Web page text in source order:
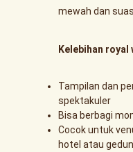
mewah dan
Kelebihan royal
Tampilan dan
spektakuler
Bisa berbagi
Cocok untuk
hotel atau